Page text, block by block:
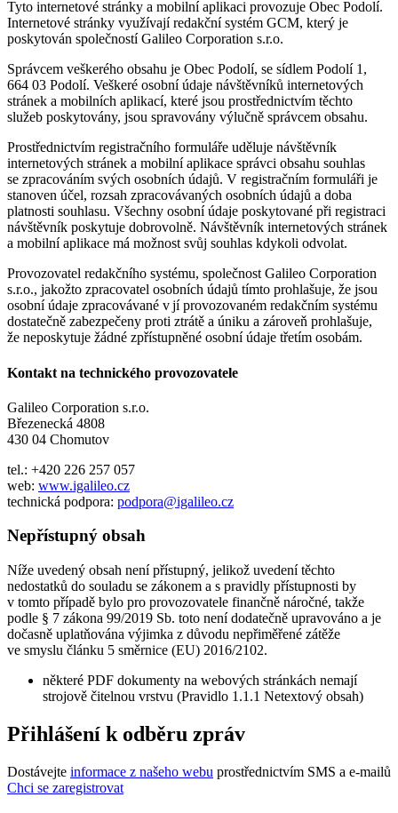
Tyto internetové stránky a mobilní aplikaci provozuje Obec Podolí.
Internetové stránky využívají redakční systém GCM, který je
poskytován společností Galileo Corporation s.r.o.
Správcem veškerého obsahu je Obec Podolí, se sídlem Podolí 1,
664 03 Podolí. Veškeré osobní údaje návštěvníků internetových
stránek a mobilních aplikací, které jsou prostřednictvím těchto
služeb poskytovány, jsou spravovány výlučně správcem obsahu.
Prostřednictvím registračního formuláře uděluje návštěvník
internetových stránek a mobilní aplikace správci obsahu souhlas
se zpracováním svých osobních údajů. V registračním formuláři je
stanoven účel, rozsah zpracovávaných osobních údajů a doba
platnosti souhlasu. Všechny osobní údaje poskytované při registraci
návštěvník poskytuje dobrovolně. Návštěvník internetových stránek
a mobilní aplikace má možnost svůj souhlas kdykoli odvolat.
Provozovatel redakčního systému, společnost Galileo Corporation
s.r.o., jakožto zpracovatel osobních údajů tímto prohlašuje, že jsou
osobní údaje zpracovávané v jí provozovaném redakčním systému
dostatečně zabezpečeny proti ztrátě a úniku a zároveň prohlašuje,
že neposkytuje žádné zpřístupněné osobní údaje třetím osobám.
Kontakt na technického provozovatele
Galileo Corporation s.r.o.
Březenecká 4808
430 04 Chomutov
tel.: +420 226 257 057
web: www.igalileo.cz
technická podpora: podpora@igalileo.cz
Nepřístupný obsah
Níže uvedený obsah není přístupný, jelikož uvedení těchto
nedostatků do souladu se zákonem a s pravidly přístupnosti by
v tomto případě bylo pro provozovatele finančně náročné, takže
podle § 7 zákona 99/2019 Sb. toto není dodatečně upravováno a je
dočasně uplatňována výjimka z důvodu nepřiměřené zátěže
ve smyslu článku 5 směrnice (EU) 2016/2102.
některé PDF dokumenty na webových stránkách nemají
strojově čitelnou vrstvu (Pravidlo 1.1.1 Netextový obsah)
Přihlášení k odběru zpráv
Dostávejte informace z našeho webu prostřednictvím SMS a e-mailů
Chci se zaregistrovat